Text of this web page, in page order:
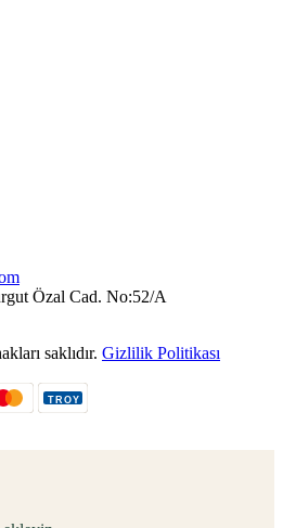
Özal Cad. No:52/A
saklıdır. Gizlilik Politikası
TROY